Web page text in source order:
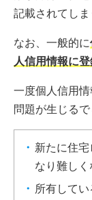
記載されてしま
なお、一般的に
人信用情報に
一度個人信用
問題が生じるで
新たに住
なり難しく
所有して